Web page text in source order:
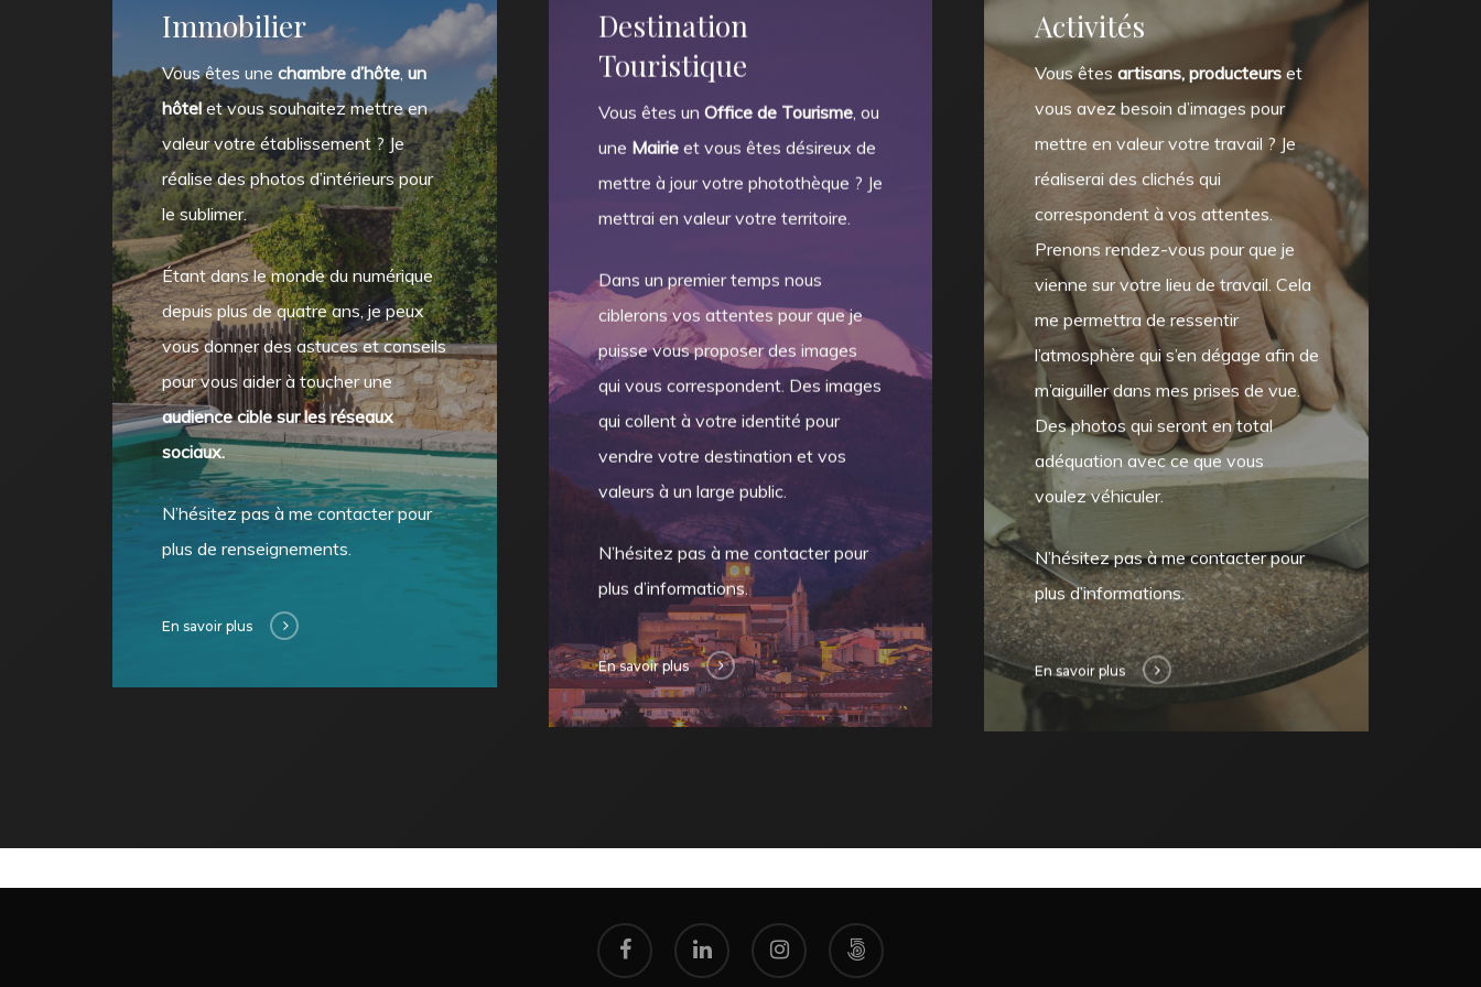
Immobilier
Vous êtes unechambre d’hôte,un
hôtelet vous souhaitez mettre en
valeur votre établissement ? Je
réalise des photos d’intérieurs pour
le sublimer.
Étant dans le monde du numérique
depuis plus de quatre ans, je peux
vous donner des astuces et conseils
pour vous aider à toucher une
audience cible sur les réseaux
sociaux.
N’hésitez pas à me contacter pour
plus de renseignements.
En savoir plus
Destination
Touristique
Vous êtes un Office de Tourisme, ou
une Mairieet vous êtes désireux de
mettre à jour votre photothèque ? Je
mettrai en valeur votre territoire.
Dans un premier temps nous
ciblerons vos attentes pour que je
puisse vous proposer des images
qui vous correspondent. Des images
qui collent à votre identité pour
vendre votre destination et vos
valeurs à un large public.
N’hésitez pas à me contacter pour
plus d’informations.
En savoir plus
Activités
Vous êtes artisans, producteurset
vous avez besoin d’images pour
mettre en valeur votre travail ? Je
réaliserai des clichés qui
correspondent à vos attentes.
Prenons rendez-vous pour que je
vienne sur votre lieu de travail. Cela
me permettra de ressentir
l’atmosphère qui s’en dégage afin de
m’aiguiller dans mes prises de vue.
Des photos qui seront en total
adéquation avec ce que vous
voulez véhiculer.
N’hésitez pas à me contacter pour
plus d’informations.
En savoir plus
facebook linkedin instagram vine